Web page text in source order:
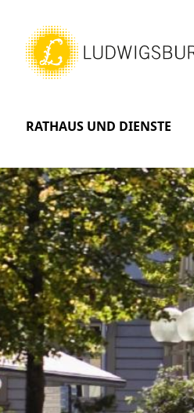
RATHAUS UND DIENSTE